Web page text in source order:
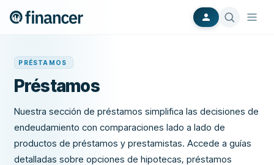
PRÉSTAMOS
Préstamos
Nuestra sección de préstamos simplifica las decisiones de
endeudamiento con comparaciones lado a lado de
productos de préstamos y prestamistas. Accede a guías
detalladas sobre opciones de hipotecas, préstamos